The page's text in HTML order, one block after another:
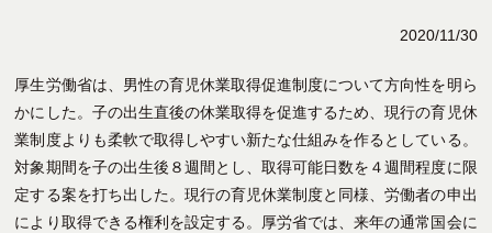
2020/11/30
厚生労働省は、男性の育児休業取得促進制度について方向性を明ら
かにした。子の出生直後の休業取得を促進するため、現行の育児休
業制度よりも柔軟で取得しやすい新たな仕組みを作るとしている。
対象期間を子の出生後８週間とし、取得可能日数を４週間程度に限
定する案を打ち出した。現行の育児休業制度と同様、労働者の申出
により取得できる権利を設定する。厚労省では、来年の通常国会に